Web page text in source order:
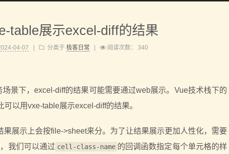
table展示excel-diff的结果
04-07 分类于 极客日常 阅读次数： 340
景下，excel-diff的结果可能需要通过web展示。Vue技术栈下的
以用vxe-table展示excel-diff的结果。
果展示上会按file->sheet来分。为了让结果展示更加人性化，需要
我们可以通过 cell-class-name 的回调函数指定每个单元格的样